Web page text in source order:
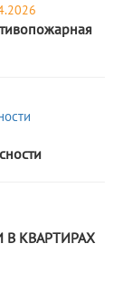
КВАРТИРАХ